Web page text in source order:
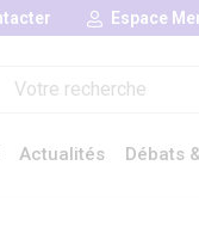
Espace
Actualités Débats